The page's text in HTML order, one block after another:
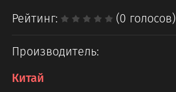
Рейтинг: (0 голосов)
Производитель:
Китай